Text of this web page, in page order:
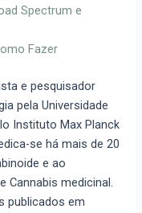
Spectrum e
Fazer
e pesquisador
pela Universidade
Instituto Max Planck
se há mais de 20
e ao
Cannabis medicinal.
publicados em